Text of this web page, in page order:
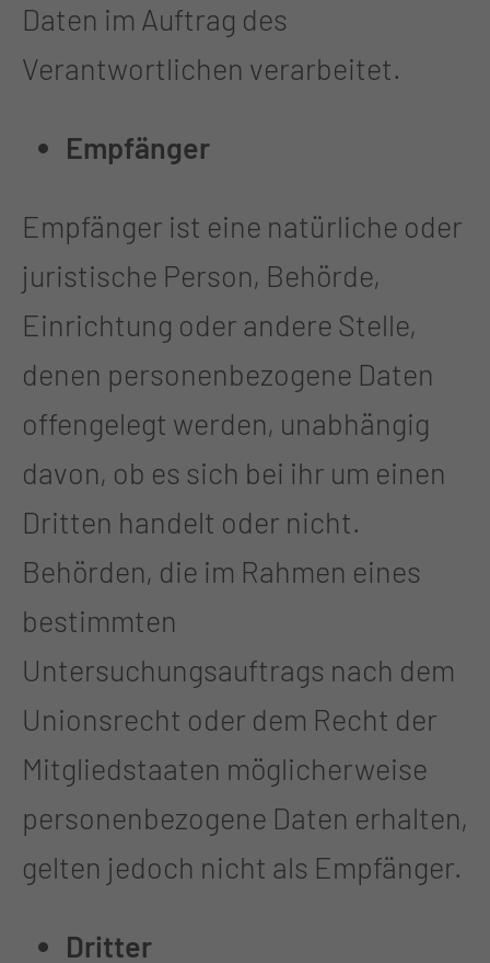
Daten im Auftrag des
Verantwortlichen verarbeitet.
Empfänger
Empfänger ist eine natürliche oder
juristische Person, Behörde,
Einrichtung oder andere Stelle,
denen personenbezogene Daten
offengelegt werden, unabhängig
davon, ob es sich bei ihr um einen
Dritten handelt oder nicht.
Behörden, die im Rahmen eines
bestimmten
Untersuchungsauftrags nach dem
Unionsrecht oder dem Recht der
Mitgliedstaaten möglicherweise
personenbezogene Daten erhalten,
gelten jedoch nicht als Empfänger.
Dritter